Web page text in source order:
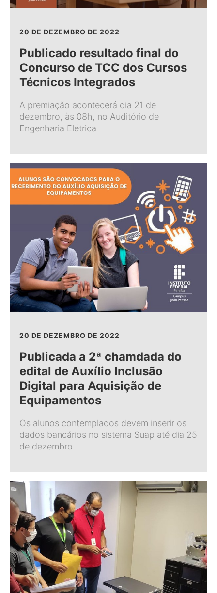
20 DE DEZEMBRO DE 2022
Publicado resultado final do
Concurso de TCC dos Cursos
Técnicos Integrados
A premiação acontecerá dia 21 de
dezembro, às 08h, no Auditório de
Engenharia Elétrica
20 DE DEZEMBRO DE 2022
Publicada a 2ª chamdada do
edital de Auxílio Inclusão
Digital para Aquisição de
Equipamentos
Os alunos contemplados devem inserir os
dados bancários no sistema Suap até dia 25
de dezembro.